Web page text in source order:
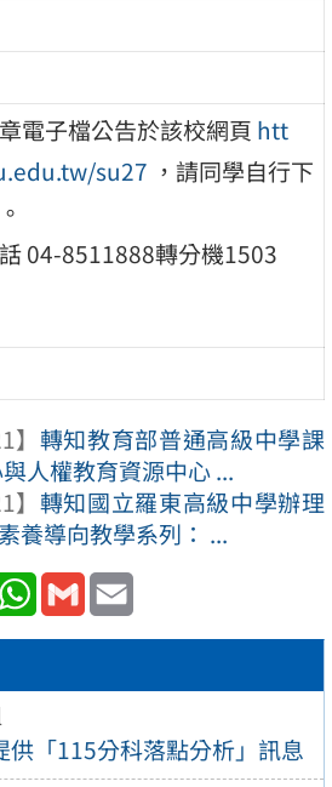
供「115分科落點分析」訊息
電子檔公告於該校網頁 htt
su27 ，請同學自行下
04-8511888轉分機1503
轉知教育部普通高級中學課
人權教育資源中心 ...
轉知國立羅東高級中學辦理
養導向教學系列： ...
WhatsApp
Gmail